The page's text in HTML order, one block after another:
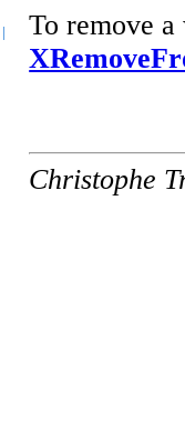
|
To remove
Christophe